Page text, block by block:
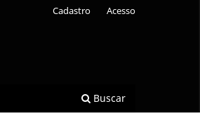
Buscar
Cadastro Acesso